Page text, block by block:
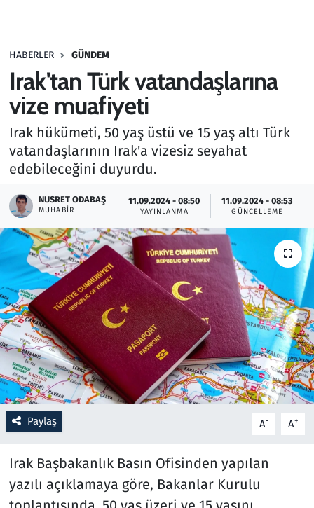
HABERLER GÜNDEM
Irak'tan Türk vatandaşlarına
vize muafiyeti
Irak hükümeti, 50 yaş üstü ve 15 yaş altı Türk
vatandaşlarının Irak'a vizesiz seyahat
edebileceğini duyurdu.
NUSRET ODABAŞ
MUHABIR
11.09.2024 - 08:50
YAYINLANMA
11.09.2024 - 08:53
GÜNCELLEME
Paylaş A- A+
Irak Başbakanlık Basın Ofisinden yapılan
yazılı açıklamaya göre, Bakanlar Kurulu
Haber
Kültür Sanat
Kurumsal Haberler
Lezzet Durağı
Memur ve Kamu
Otomobil
Oyun
Ramazan
Resmi İlanlar
Rüya Tabirleri
Sağlık
Seçim 2023